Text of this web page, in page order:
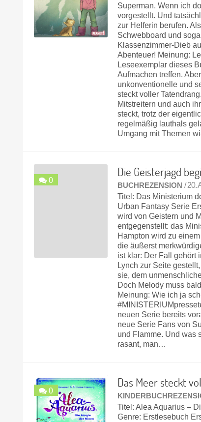
Superman. Wenn ich
vorgestellt. Und
zur Helferin berufen.
Schwebboard und
Klassenzimmer-Dieb
Abenteuer! Meinung:
Leseexemplar dieses
Aufmachen treffen.
unkonventionelle und
steckt voller
Mitstreitern und auch
steckt, trotz der
regelmäßig lauthals
Umgang mit Themen
0
Die Geisterjagd
BUCHREZENSION / 20.
Titel: Das Ministerium
Urban Fantasy Serie
wird von Geistern und
entgegenstellt: das
Hampton wird zu
die äußerst
ist klar: Der Fall gehört
Lynch zur Seite
sie, dem
Doch Melody muss
Meinung: Wie ich ja
neuen Serie bereits
neue Serie Fans von
und Flamme. Und was
rasant, man…
0
Das Meer steckt
Titel: Alea Aquarius –
Genre: Erstlesebuch